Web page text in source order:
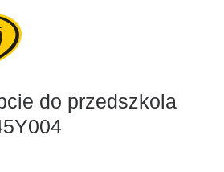
do przedszkola